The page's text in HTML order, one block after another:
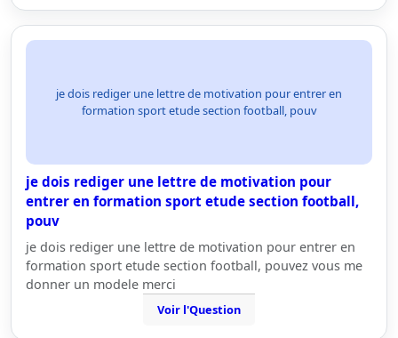
je dois rediger une lettre de motivation pour entrer en
formation sport etude section football, pouv
je dois rediger une lettre de motivation pour
entrer en formation sport etude section football,
pouv
je dois rediger une lettre de motivation pour entrer en
formation sport etude section football, pouvez vous me
donner un modele merci
Voir l'Question